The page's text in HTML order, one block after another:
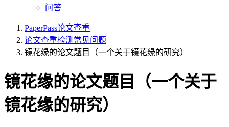
问答
PaperPass论文查重
论文查重检测常见问题
镜花缘的论文题目（一个关于镜花缘的研究）
镜花缘的论文题目（一个关于
镜花缘的研究）